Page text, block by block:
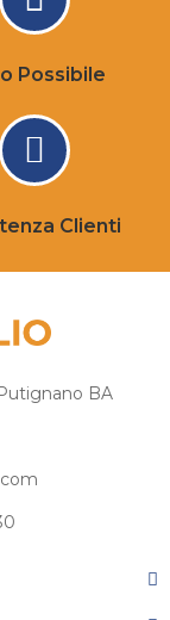
Possibile
Clienti
BA